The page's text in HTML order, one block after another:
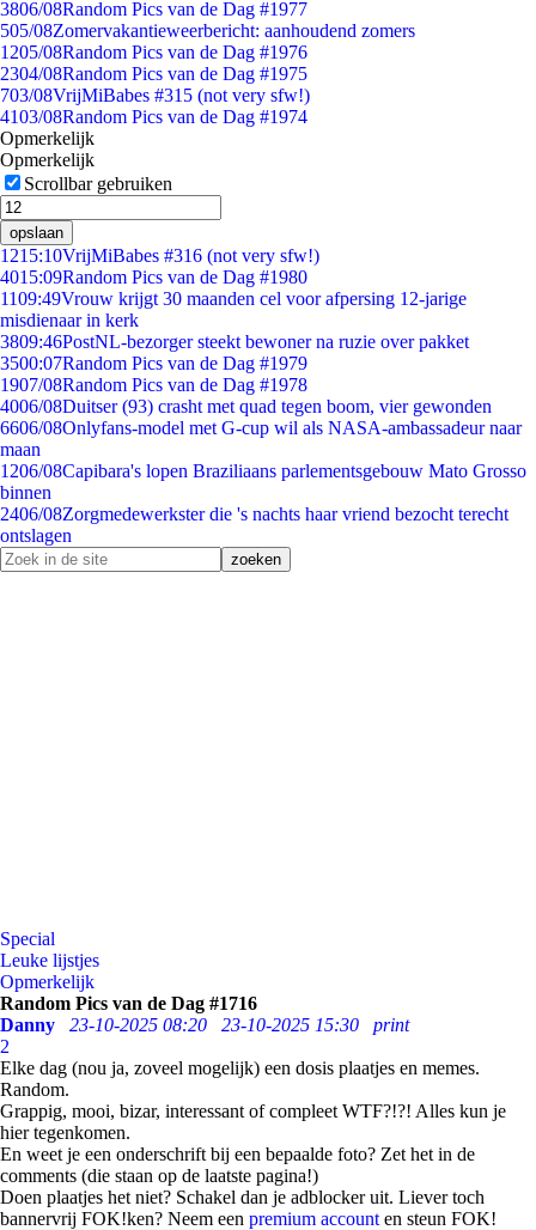
3806/08Random Pics van de Dag #1977
505/08Zomervakantieweerbericht: aanhoudend zomers
1205/08Random Pics van de Dag #1976
2304/08Random Pics van de Dag #1975
703/08VrijMiBabes #315 (not very sfw!)
4103/08Random Pics van de Dag #1974
Opmerkelijk
Opmerkelijk
Scrollbar gebruiken
opslaan
1215:10VrijMiBabes #316 (not very sfw!)
4015:09Random Pics van de Dag #1980
1109:49Vrouw krijgt 30 maanden cel voor afpersing 12-jarige
misdienaar in kerk
3809:46PostNL-bezorger steekt bewoner na ruzie over pakket
3500:07Random Pics van de Dag #1979
1907/08Random Pics van de Dag #1978
4006/08Duitser (93) crasht met quad tegen boom, vier gewonden
6606/08Onlyfans-model met G-cup wil als NASA-ambassadeur naar
maan
1206/08Capibara's lopen Braziliaans parlementsgebouw Mato Grosso
binnen
2406/08Zorgmedewerkster die 's nachts haar vriend bezocht terecht
ontslagen
Special
Leuke lijstjes
Opmerkelijk
Random Pics van de Dag #1716
Danny
23-10-2025 08:20 23-10-2025 15:30
print
2
Elke dag (nou ja, zoveel mogelijk) een dosis plaatjes en memes.
Random.
Grappig, mooi, bizar, interessant of compleet WTF?!?! Alles kun je
hier tegenkomen.
En weet je een onderschrift bij een bepaalde foto? Zet het in de
comments (die staan op de laatste pagina!)
Doen plaatjes het niet? Schakel dan je adblocker uit. Liever toch
bannervrij FOK!ken? Neem een premium account en steun FOK!